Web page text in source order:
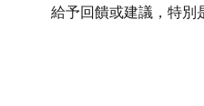
給予回饋或建議，特別